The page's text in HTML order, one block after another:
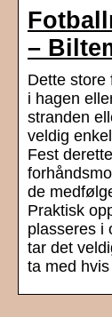
–
Dette store
i hagen
stranden
veldig
Fest
de
Praktisk
plasseres i
tar det
ta med